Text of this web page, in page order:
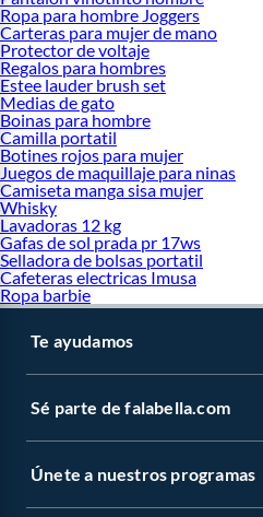
Ropa para hombre Joggers
Carteras para mujer de mano
Protector de voltaje
Regalos para hombres
Estee lauder brush set
Medias de gato
Boinas para hombre
Camilla portatil
Botines rojos para mujer
Juegos de maquillaje para ninas
Camiseta manga sisa mujer
Whisky
Lavadoras 12 kg
Gafas de sol prada pr 17ws
Selladora de bolsas portatil
Cafeteras electricas Imusa
Ropa barbie
Te ayudamos
Sé parte de falabella.com
Únete a nuestros programas